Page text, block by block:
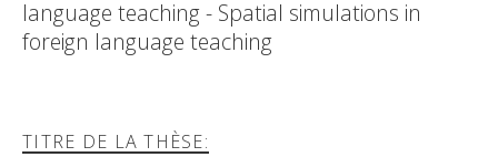
language teaching - Spatial simulations in
foreign language teaching
TITRE DE LA THÈSE: